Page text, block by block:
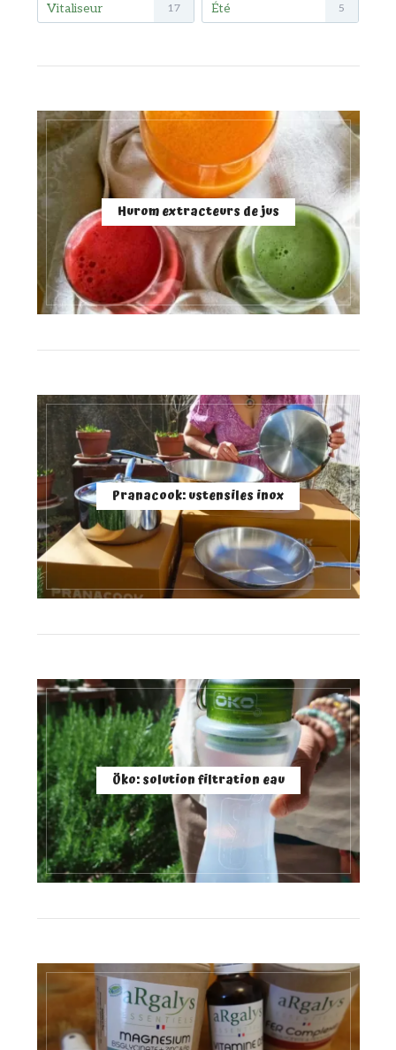
Vitaliseur 17 Été 5
Hurom extracteurs de jus
Pranacook: ustensiles inox
Öko: solution filtration eau